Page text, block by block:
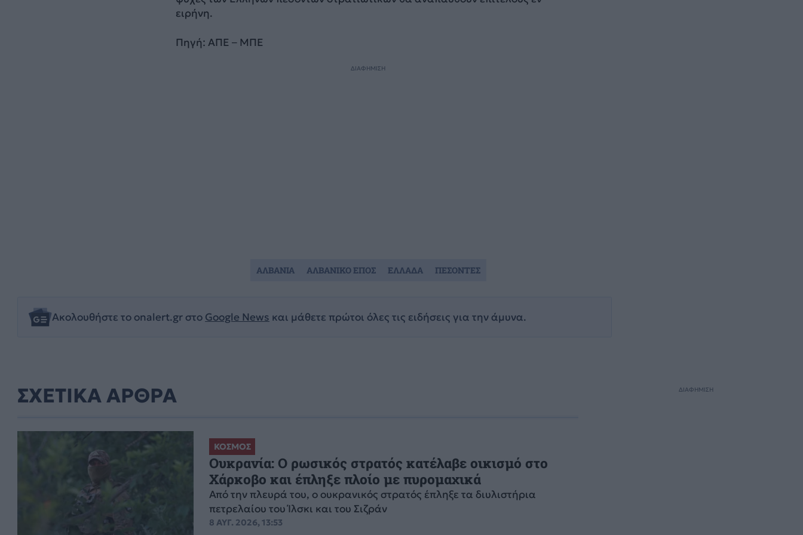
ειρήνη.
Πηγή: ΑΠΕ – ΜΠΕ
ΔΙΑΦΗΜΙΣΗ
Ακολουθήστε το onalert.gr στο Google News και μάθετε πρώτοι όλες τις ειδήσεις για την άμυνα.
ΑΛΒΑΝΙΑ ΑΛΒΑΝΙΚΟ ΕΠΟΣ ΕΛΛΑΔΑ ΠΕΣΟΝΤΕΣ
ΣΧΕΤΙΚΑ ΑΡΘΡΑ
ΚΟΣΜΟΣ
Ουκρανία: Ο ρωσικός στρατός κατέλαβε οικισμό στο
Χάρκοβο και έπληξε πλοίο με πυρομαχικά
Από την πλευρά του, ο ουκρανικός στρατός έπληξε τα διυλιστήρια
πετρελαίου του Ίλσκι και του Σιζράν
8 ΑΥΓ. 2026, 13:53
ΔΙΑΦΗΜΙΣΗ